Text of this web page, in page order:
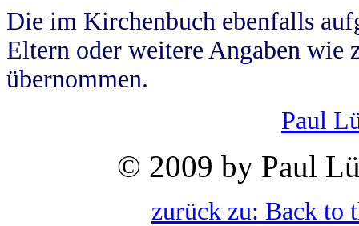
Die im Kirchenbuch ebenfalls
Eltern oder weitere Angaben wie
übernommen.
Paul
© 2009 by Paul
zurück zu: Back to